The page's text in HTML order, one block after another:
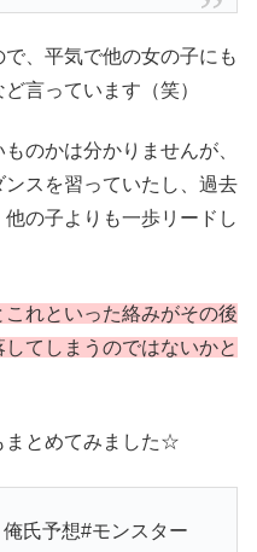
、平気で他の女の子にも
言っています（笑）
のかは分かりませんが、
スを習っていたし、過去
の子よりも一歩リードし
これといった絡みがその後
てしまうのではないかと
まとめてみました☆
氏予想#モンスター